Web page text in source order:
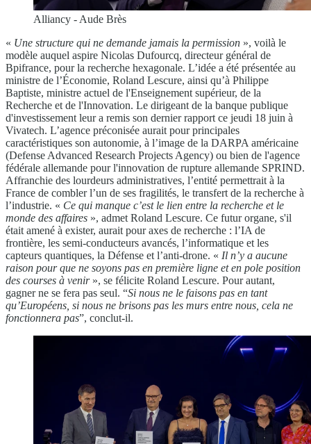
Alliancy - Aude Brès
« Une structure qui ne demande jamais la permission », voilà le
modèle auquel aspire Nicolas Dufourcq, directeur général de
Bpifrance, pour la recherche hexagonale. L’idée a été présentée au
ministre de l’Économie, Roland Lescure, ainsi qu’à Philippe
Baptiste, ministre actuel de l'Enseignement supérieur, de la
Recherche et de l'Innovation. Le dirigeant de la banque publique
d'investissement leur a remis son dernier rapport ce jeudi 18 juin à
Vivatech. L’agence préconisée aurait pour principales
caractéristiques son autonomie, à l’image de la DARPA américaine
(Defense Advanced Research Projects Agency) ou bien de l'agence
fédérale allemande pour l'innovation de rupture allemande SPRIND.
Affranchie des lourdeurs administratives, l’entité permettrait à la
France de combler l’un de ses fragilités, le transfert de la recherche à
l’industrie. « Ce qui manque c’est le lien entre la recherche et le
monde des affaires », admet Roland Lescure. Ce futur organe, s'il
était amené à exister, aurait pour axes de recherche : l’IA de
frontière, les semi-conducteurs avancés, l’informatique et les
capteurs quantiques, la Défense et l’anti-drone. « Il n’y a aucune
raison pour que ne soyons pas en première ligne et en pole position
des courses à venir », se félicite Roland Lescure. Pour autant,
gagner ne se fera pas seul. “Si nous ne le faisons pas en tant
qu’Européens, si nous ne brisons pas les murs entre nous, cela ne
fonctionnera pas”, conclut-il.